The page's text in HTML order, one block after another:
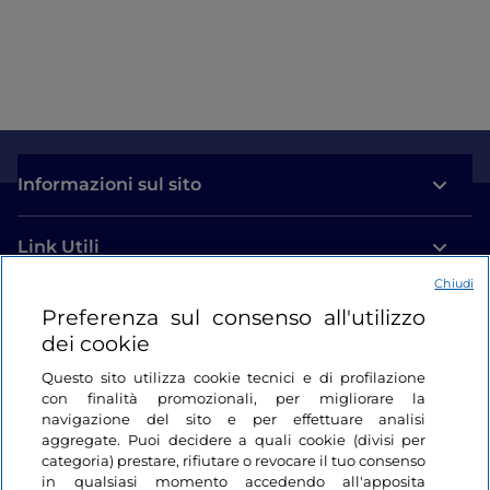
Informazioni sul sito
Link Utili
Login
Restiamo in contatto
Preferenza sul consenso all'utilizzo
dei cookie
Questo sito utilizza cookie tecnici e di profilazione
con finalità promozionali, per migliorare la
navigazione del sito e per effettuare analisi
aggregate. Puoi decidere a quali cookie (divisi per
categoria) prestare, rifiutare o revocare il tuo consenso
in qualsiasi momento accedendo all'apposita
Chiudi